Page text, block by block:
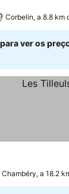
Corbelin, a 8.8 km
ver os
Chambéry, a 18.2